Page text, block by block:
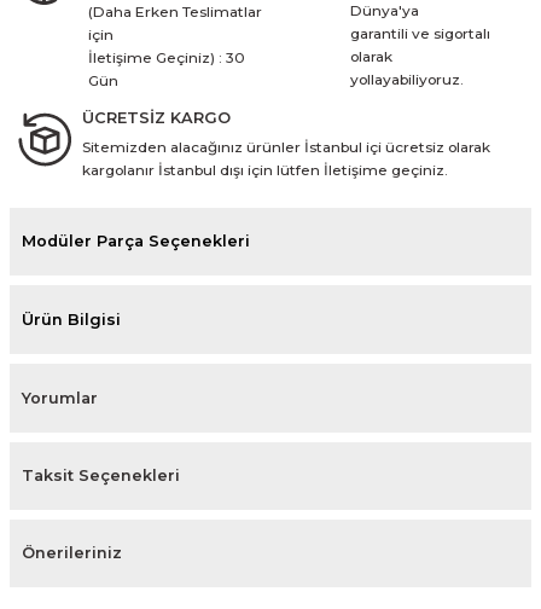
(Daha Erken Teslimatlar
için
İletişime Geçiniz) : 30
Gün
Dünya'ya
garantili ve sigortalı
olarak
yollayabiliyoruz.
ÜCRETSİZ KARGO
Sitemizden alacağınız ürünler İstanbul içi ücretsiz olarak
kargolanır İstanbul dışı için lütfen İletişime geçiniz.
Modüler Parça Seçenekleri
Ürün Bilgisi
Yorumlar
Taksit Seçenekleri
Önerileriniz